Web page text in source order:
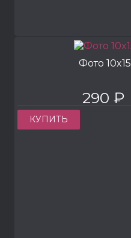
Фото 10x15
290 ₽
КУПИТЬ